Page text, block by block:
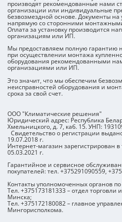
компаний или ЖЭС. Шаг 1. С чего
вашем доме есть товарищество
управляющая организация, то первым
обратитесь туда. В некоторых домах
сразу на весь дом. В администрации
подскажут есть ли такое у вас и где
расположены. С ЖЭС согласовывать не
Если это будет необходимо, об этом
разрешении. Шаг 2. Получение
дома нет заранее согласованного места
блок внутри балкона или лоджии, то
получить разрешение в исполкоме
района). Но перед этим определитесь с
размещения наружного блока - об этом
первую очередь. Сразу пригласите
услуга замера). Мы периодически
места, если клиенты уже успели
до обращения к нам. В случае ошибки
придется проходить заново. После
можно начинать согласовывать. Как
процедуру согласования? Для
производят рекомендованные нами
организации или индивидуальные
безвозмездной основе. Документы на
напрямую со сторонними
Оплата за установку производится
организациям или ИП.
Мы предоставляем полную гарантию
при осуществлении монтажа
оборудования рекомендованными
организациями или ИП.
Это значит, что мы обеспечим
неисправностей оборудования и
срока за свой счет.
ООО "Климатические решения"
Юридический адрес: Республика
Хмельницкого, д. 7, каб. 15. УНП:
Свидетельство о регистрации
19.07.2018 г.
Интернет-магазин зарегистрирован
05.03.2021 г.
Гарантийное и сервисное
покупателей: тел. +375291090559,
Контакты уполномоченных органов
Тел. +375173181333 – отдел торговли
Минска;
Тел. +375172180082 – главное
Мингорисполкома.